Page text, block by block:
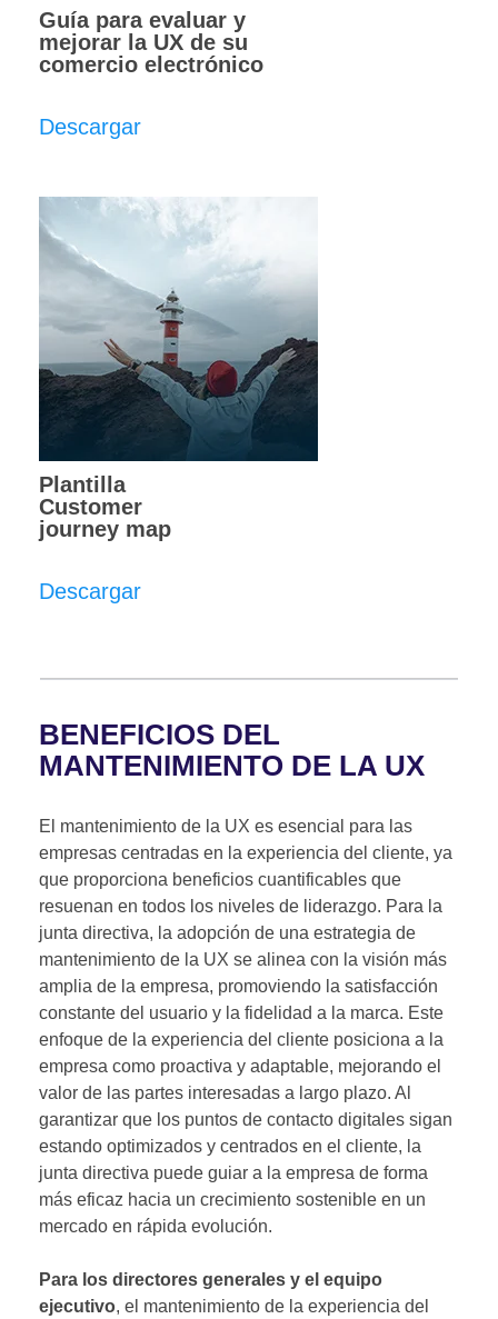
Guía para evaluar y
mejorar la UX de su
comercio electrónico
Descargar
Plantilla
Customer
journey map
Descargar
BENEFICIOS DEL
MANTENIMIENTO DE LA UX
El mantenimiento de la UX es esencial para las
empresas centradas en la experiencia del cliente, ya
que proporciona beneficios cuantificables que
resuenan en todos los niveles de liderazgo. Para la
junta directiva, la adopción de una estrategia de
mantenimiento de la UX se alinea con la visión más
amplia de la empresa, promoviendo la satisfacción
constante del usuario y la fidelidad a la marca. Este
enfoque de la experiencia del cliente posiciona a la
empresa como proactiva y adaptable, mejorando el
valor de las partes interesadas a largo plazo. Al
garantizar que los puntos de contacto digitales sigan
estando optimizados y centrados en el cliente, la
junta directiva puede guiar a la empresa de forma
más eficaz hacia un crecimiento sostenible en un
mercado en rápida evolución.
Para los directores generales y el equipo
ejecutivo, el mantenimiento de la experiencia del